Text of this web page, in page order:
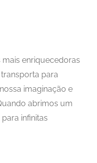
enriquecedoras
para
imaginação e
abrimos um
infinitas